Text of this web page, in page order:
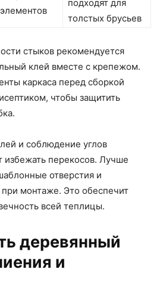
элементов
подходят для
толстых брусьев
стыков рекомендуется
клей вместе с крепежом.
каркаса перед сборкой
чтобы защитить
и соблюдение углов
избежать перекосов. Лучше
отверстия и
при монтаже. Это обеспечит
всей теплицы.
деревянный
и